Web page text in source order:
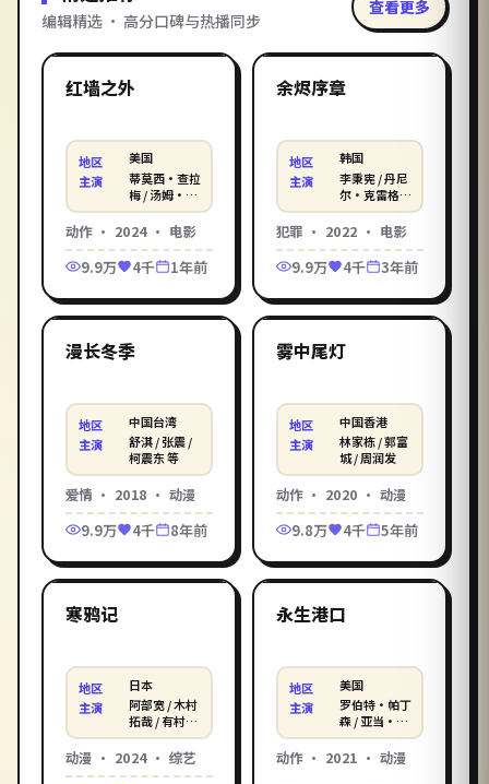
编辑精选 · 高分口碑与热播同步
查看更多
精选
2:19:52
红墙之外
地区
美国
主演
蒂莫西·查拉
梅 / 汤姆·克
鲁斯 / 罗伯特
·帕丁森 等
动作· 2024· 电影
9.9万 4千 1年前
精选
1:41:12
余烬序章
地区
韩国
主演
李秉宪 / 丹尼
尔·克雷格 /
孔刘 等
犯罪 · 2022 · 电影
9.9万 4千 3年前
精选
漫长冬季
地区
中国台湾
主演
舒淇 / 张震 /
柯震东 等
爱情 · 2018 · 动漫
9.9万 4千 8年前
精选
雾中尾灯
地区
中国香港
主演
林家栋 / 郭富
城 / 周润发
动作· 2020 · 动漫
9.8万 4千 5年前
精选
寒鸦记
地区
日本
主演
阿部宽 / 木村
拓哉 / 有村架
纯
动漫 · 2024· 综艺
精选
永生港口
地区
美国
主演
罗伯特·帕丁
森 / 亚当·德
赖弗 / 佛罗伦
丝·普 等
动作· 2021 · 动漫